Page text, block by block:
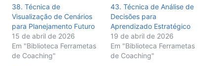
38. Técnica de
Visualização de Cenários
para Planejamento Futuro
15 de abril de 2026
Em "Biblioteca Ferrametas
de Coaching"
43. Técnica de Análise de
Decisões para
Aprendizado Estratégico
19 de abril de 2026
Em "Biblioteca Ferrametas
de Coaching"